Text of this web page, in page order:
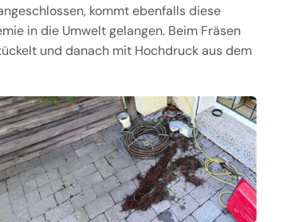
kommt ebenfalls diese
in die Umwelt gelangen. Beim Fräsen
und danach mit Hochdruck aus dem